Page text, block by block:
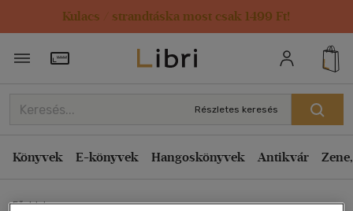
Kulacs / strandtáska most csak 1499 Ft!
Törzsvásárlói Kártya adatai
Részletes keresés
Könyvek E-könyvek Hangoskönyvek Antikvár
Főoldal